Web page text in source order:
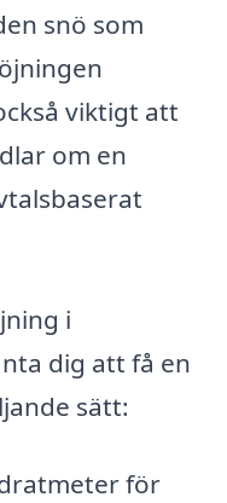
snö som
viktigt att
om en
i
dig att få en
sätt:
för